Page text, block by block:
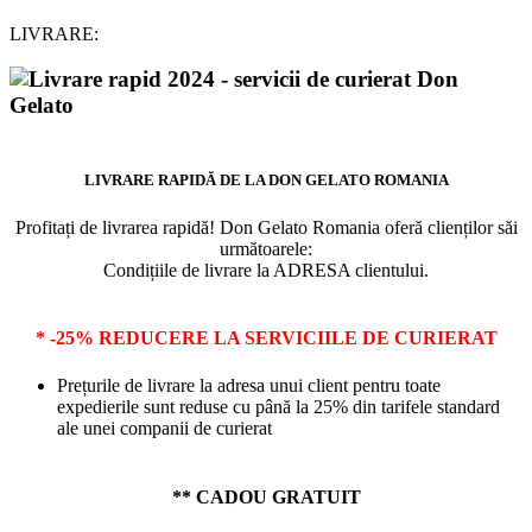
LIVRARE:
LIVRARE RAPIDĂ DE LA DON GELATO ROMANIA
Profitați de livrarea rapidă! Don Gelato Romania oferă clienților săi
următoarele:
Condițiile de livrare la ADRESA clientului.
* -25% REDUCERE LA SERVICIILE DE CURIERAT
Prețurile de livrare la adresa unui client pentru toate
expedierile sunt reduse cu până la 25% din tarifele standard
ale unei companii de curierat
** CADOU GRATUIT